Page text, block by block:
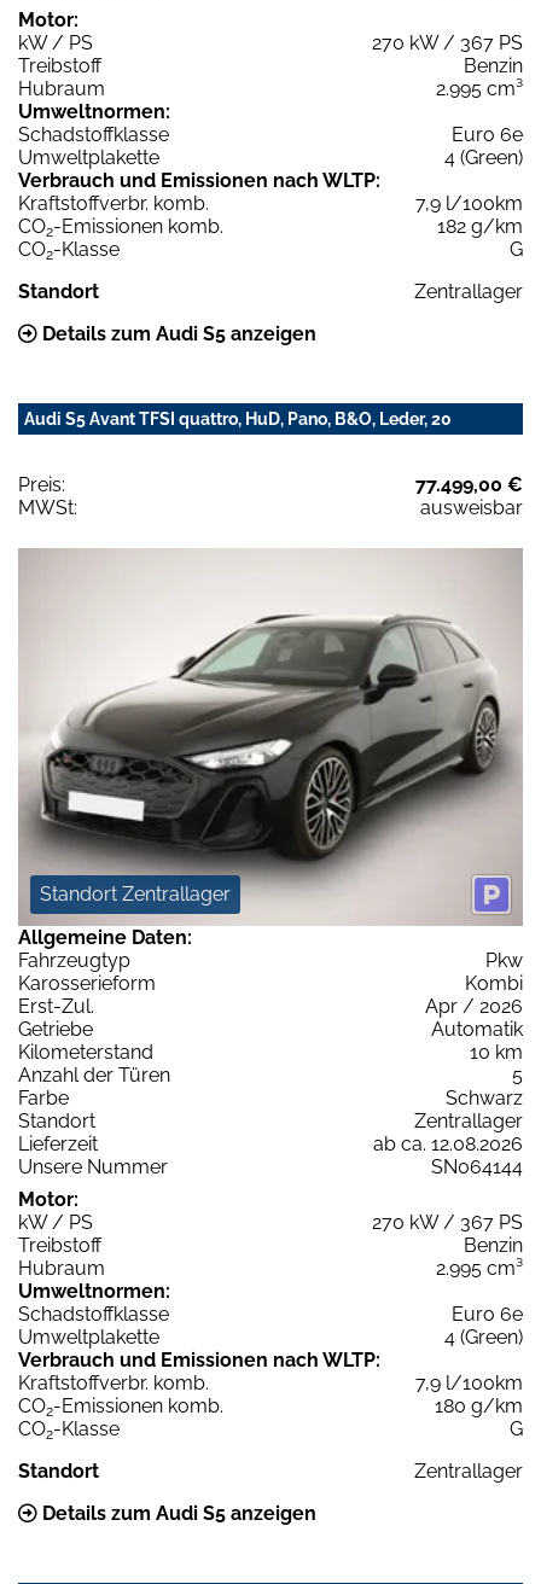
Motor:
kW / PS
270 kW / 367 PS
Treibstoff
Benzin
Hubraum
2.995 cm³
Umweltnormen:
Schadstoffklasse
Euro 6e
Umweltplakette
4 (Green)
Verbrauch und Emissionen nach WLTP:
Kraftstoffverbr. komb.
7,9 l/100km
CO2-Emissionen komb.
182 g/km
CO2-Klasse
G
Standort
Zentrallager
Details zum Audi S5 anzeigen
Audi S5 Avant TFSI quattro, HuD, Pano, B&O, Leder, 20
Preis:
77.499,00 €
MWSt:
ausweisbar
Standort Zentrallager
Allgemeine Daten:
Fahrzeugtyp
Pkw
Karosserieform
Kombi
Erst-Zul.
Apr / 2026
Getriebe
Automatik
Kilometerstand
10 km
Anzahl der Türen
5
Farbe
Schwarz
Standort
Zentrallager
Lieferzeit
ab ca. 12.08.2026
Unsere Nummer
SN064144
Motor:
kW / PS
270 kW / 367 PS
Treibstoff
Benzin
Hubraum
2.995 cm³
Umweltnormen:
Schadstoffklasse
Euro 6e
Umweltplakette
4 (Green)
Verbrauch und Emissionen nach WLTP:
Kraftstoffverbr. komb.
7,9 l/100km
CO2-Emissionen komb.
180 g/km
CO2-Klasse
G
Standort
Zentrallager
Details zum Audi S5 anzeigen